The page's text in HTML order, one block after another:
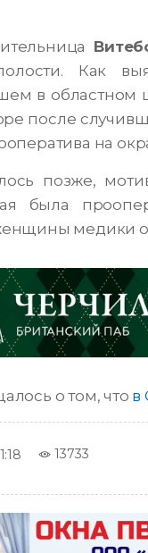
Как
в областном
после
на
позже,
была
медики
о том, что в
13733